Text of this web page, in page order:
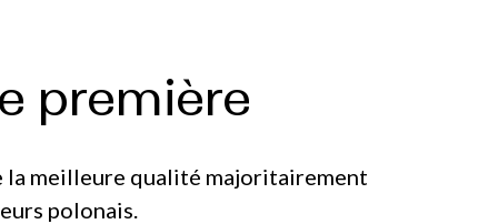
première
la meilleure qualité majoritairement
polonais.